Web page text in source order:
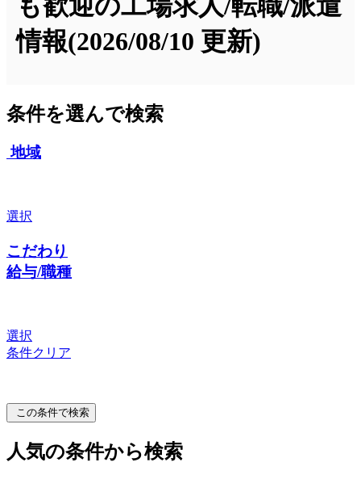
情報(2026/08/10 更新)
条件を選んで検索
地域
選択
こだわり
給与/職種
選択
条件クリア
この条件で検索
人気の条件から検索